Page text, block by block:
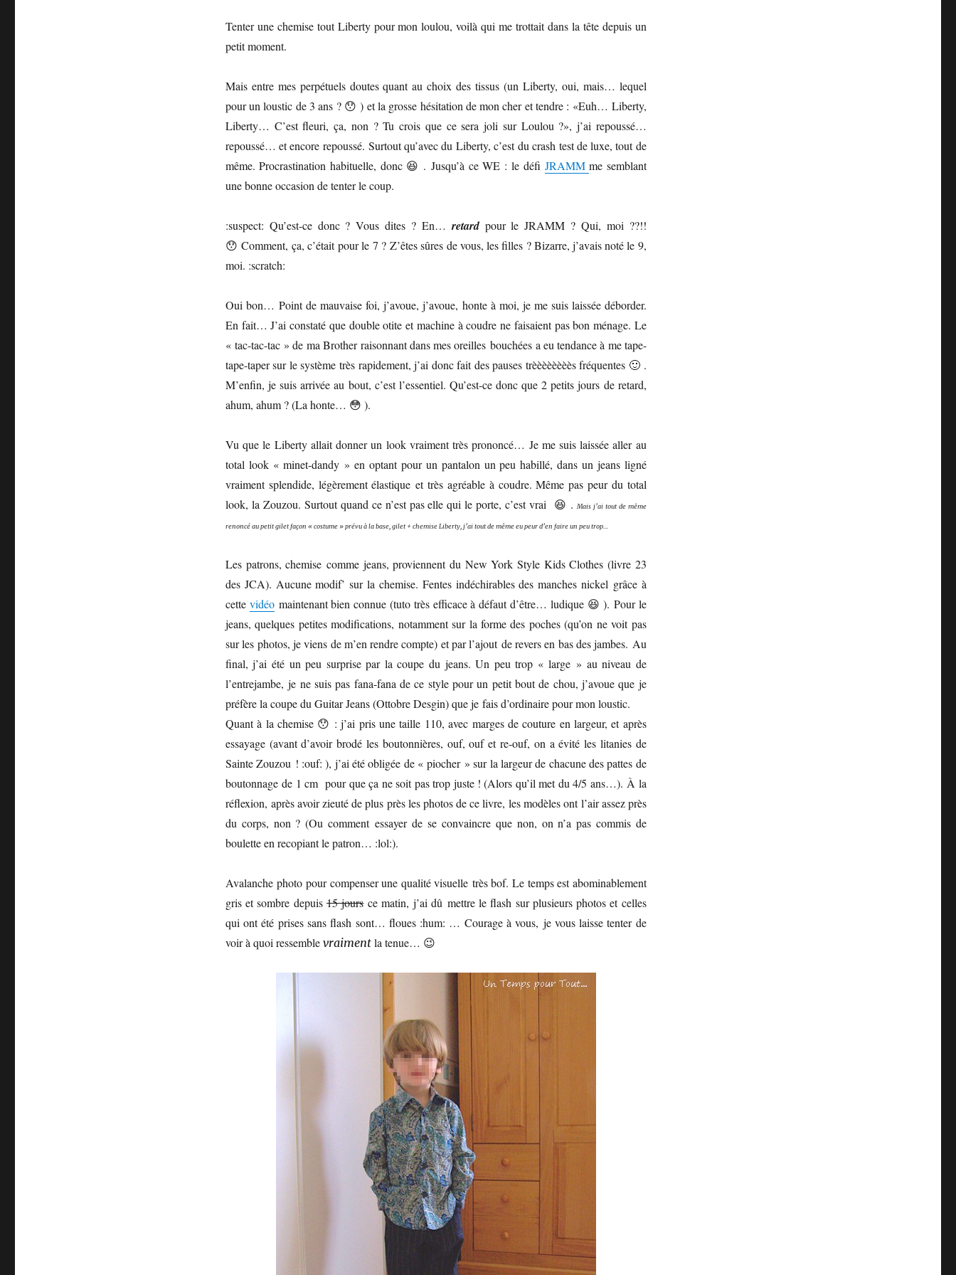
Tenter une chemise tout Liberty pour mon loulou, voilà qui me trottait dans la tête depuis un
petit moment.
Mais entre mes perpétuels doutes quant au choix des tissus (un Liberty, oui, mais… lequel
pour un loustic de 3 ans ? 😯 ) et la grosse hésitation de mon cher et tendre : «Euh… Liberty,
Liberty… C’est fleuri, ça, non ? Tu crois que ce sera joli sur Loulou ?», j’ai repoussé…
repoussé… et encore repoussé. Surtout qu’avec du Liberty, c’est du crash test de luxe, tout de
même. Procrastination habituelle, donc 😆 . Jusqu’à ce WE : le défi JRAMMme semblant
une bonne occasion de tenter le coup.
:suspect: Qu’est-ce donc ? Vous dites ? En…retardpour le JRAMM ? Qui, moi ??!!
😯 Comment, ça, c’était pour le 7 ? Z’êtes sûres de vous, les filles ? Bizarre, j’avais noté le 9,
moi. :scratch:
Oui bon… Point de mauvaise foi, j’avoue, j’avoue, honte à moi, je me suis laissée déborder.
En fait… J’ai constaté que double otite et machine à coudre ne faisaient pas bon ménage. Le
« tac-tac-tac » de ma Brother raisonnant dans mes oreilles bouchées a eu tendance à me tape-
tape-taper sur le système très rapidement, j’ai donc fait des pauses trèèèèèèèès fréquentes 🙂 .
M’enfin, je suis arrivée au bout, c’est l’essentiel. Qu’est-ce donc que 2 petits jours de retard,
ahum, ahum ? (La honte… 😳 ).
Vu que le Liberty allait donner un look vraiment très prononcé… Je me suis laissée aller au
total look « minet-dandy » en optant pour un pantalon un peu habillé, dans un jeans ligné
vraiment splendide, légèrement élastique et très agréable à coudre. Même pas peur du total
look, la Zouzou. Surtout quand ce n’est pas elle qui le porte, c’est vrai 😆 . Mais j’ai tout de même
renoncé au petit gilet façon « costume » prévu à la base, gilet + chemise Liberty, j’ai tout de même eu peur d’en faire un peu trop…
Les patrons, chemise comme jeans, proviennent du New York Style Kids Clothes (livre 23
des JCA). Aucune modif’ sur la chemise. Fentes indéchirables des manches nickel grâce à
cette vidéomaintenant bien connue (tuto très efficace à défaut d’être… ludique 😆 ). Pour le
jeans, quelques petites modifications, notamment sur la forme des poches (qu’on ne voit pas
sur les photos, je viens de m’en rendre compte) et par l’ajout de revers en bas des jambes. Au
final, j’ai été un peu surprise par la coupe du jeans. Un peu trop « large » au niveau de
l’entrejambe, je ne suis pas fana-fana de ce style pour un petit bout de chou, j’avoue que je
préfère la coupe du Guitar Jeans (Ottobre Desgin) que je fais d’ordinaire pour mon loustic.
Quant à la chemise 😯 : j’ai pris une taille 110, avec marges de couture en largeur, et après
essayage (avant d’avoir brodé les boutonnières, ouf, ouf et re-ouf, on a évité les litanies de
Sainte Zouzou ! :ouf: ), j’ai été obligée de « piocher » sur la largeur de chacune des pattes de
boutonnage de 1 cm pour que ça ne soit pas trop juste ! (Alors qu’il met du 4/5 ans…). À la
réflexion, après avoir zieuté de plus près les photos de ce livre, les modèles ont l’air assez près
du corps, non ? (Ou comment essayer de se convaincre que non, on n’a pas commis de
boulette en recopiant le patron… :lol:).
Avalanche photo pour compenser une qualité visuelle très bof. Le temps est abominablement
gris et sombre depuis15 joursce matin, j’ai dû mettre le flash sur plusieurs photos et celles
qui ont été prises sans flash sont… floues :hum: … Courage à vous, je vous laisse tenter de
voir à quoi ressemble vraimentla tenue… 😉